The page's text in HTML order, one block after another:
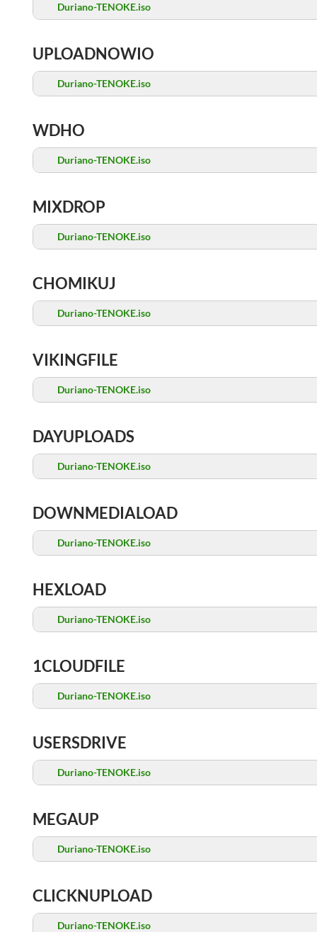
Duriano-TENOKE.iso
UPLOADNOWIO
Duriano-TENOKE.iso
WDHO
Duriano-TENOKE.iso
MIXDROP
Duriano-TENOKE.iso
CHOMIKUJ
Duriano-TENOKE.iso
VIKINGFILE
Duriano-TENOKE.iso
DAYUPLOADS
Duriano-TENOKE.iso
DOWNMEDIALOAD
Duriano-TENOKE.iso
HEXLOAD
Duriano-TENOKE.iso
1CLOUDFILE
Duriano-TENOKE.iso
USERSDRIVE
Duriano-TENOKE.iso
MEGAUP
Duriano-TENOKE.iso
CLICKNUPLOAD
Duriano-TENOKE.iso